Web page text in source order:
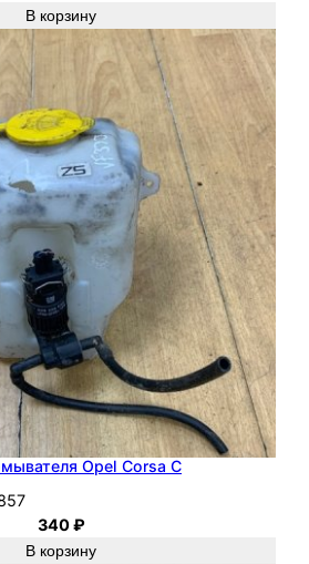
В корзину
Opel Corsa C
340₽
В корзину